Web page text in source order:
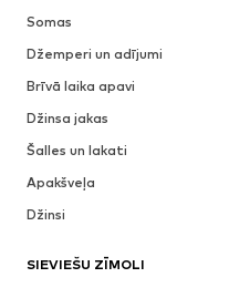
Somas
Džemperi un adījumi
Brīvā laika apavi
Džinsa jakas
Šalles un lakati
Apakšveļa
Džinsi
SIEVIEŠU ZĪMOLI